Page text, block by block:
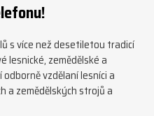
#firewoodproduction
s více než desetiletou tradicí
lesnické, zemědělské a
vzdělaní lesníci a
a zemědělských strojů a